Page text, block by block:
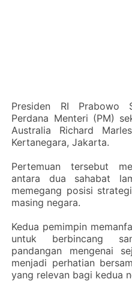
‎Presiden RI Prabowo
Perdana Menteri (PM)
Australia Richard
Kertanegara, Jakarta.
‎Pertemuan tersebut
antara dua sahabat
memegang posisi
masing negara.
‎Kedua pemimpin
untuk berbincang
pandangan mengenai
menjadi perhatian
yang relevan bagi kedua